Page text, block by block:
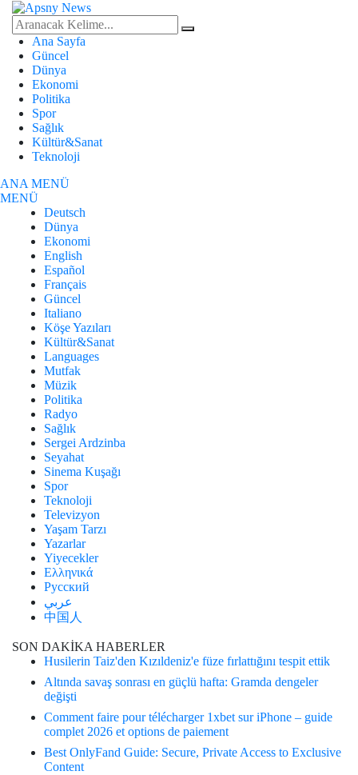
Ana Sayfa
Güncel
Dünya
Ekonomi
Politika
Spor
Sağlık
Kültür&Sanat
Teknoloji
ANA MENÜ
MENÜ
Deutsch
Dünya
Ekonomi
English
Español
Français
Güncel
Italiano
Köşe Yazıları
Kültür&Sanat
Languages
Mutfak
Müzik
Politika
Radyo
Sağlık
Sergei Ardzinba
Seyahat
Sinema Kuşağı
Spor
Teknoloji
Televizyon
Yaşam Tarzı
Yazarlar
Yiyecekler
Ελληνικά
Русский
عربي
中国人
SON DAKİKA HABERLER
Husilerin Taiz'den Kızıldeniz'e füze fırlattığını tespit ettik
Altında savaş sonrası en güçlü hafta: Gramda dengeler
değişti
Comment faire pour télécharger 1xbet sur iPhone – guide
complet 2026 et options de paiement
Best OnlyFand Guide: Secure, Private Access to Exclusive
Content